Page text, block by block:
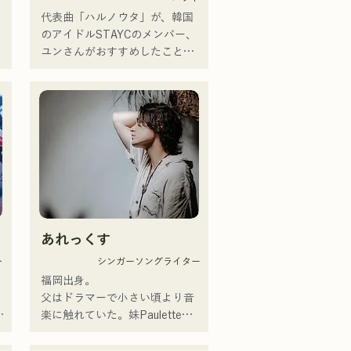
代表曲「ハルノウタ」が、韓国
のアイドルSTAYCのメンバー、
ユンさんがおすすめしたことで
2019年4月より始動したJ-POP
バンド。各メンバーがバンドや
サポートの活動・経験をしてい
る中、新たなる音楽の目標を掲
げバンドを結成。CHiKaの透明
感のある声、等身大の歌詞をど
こか懐かしいメロディに乗せた
いる。その楽曲を支えるように
メンバーの個性が生かされ、そ
の音も優しく温かい。
福岡を中心にライブハウスや野
外イベントなどに出演中。また
あれっくす
シンガーソングライター
福岡出身。
父はドラマーで小さい頃より音
楽に触れていた。妹Pauletteも